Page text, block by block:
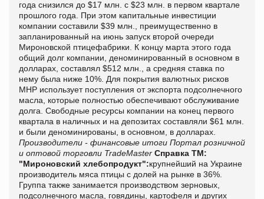
года снизился до $17 млн. с $23 млн. в первом квартале
прошлого года. При этом капитальные инвестиции
компании составили $39 млн., преимущественно в
запланированный на июнь запуск второй очереди
Мироновской птицефабрики. К концу марта этого года
общий долг компании, деноминированный в основном в
долларах, составлял $512 млн., а средняя ставка по
нему была ниже 10%. Для покрытия валютных рисков
MHP использует поступления от экспорта подсолнечного
масла, которые полностью обеспечивают обслуживание
долга. Свободные ресурсы компании на конец первого
квартала в наличных и на депозитах составляли $61 млн.
и были деноминированы, в основном, в долларах.
Производители - финансовые итоги Портал розничной
и оптовой торговли TradeMaster Справка ТМ:
"Мироновский хлебопродукт":крупнейший на Украине
производитель мяса птицы с долей на рынке в 36%.
Группа также занимается производством зерновых,
подсолнечного масла, говядины, картофеля и других